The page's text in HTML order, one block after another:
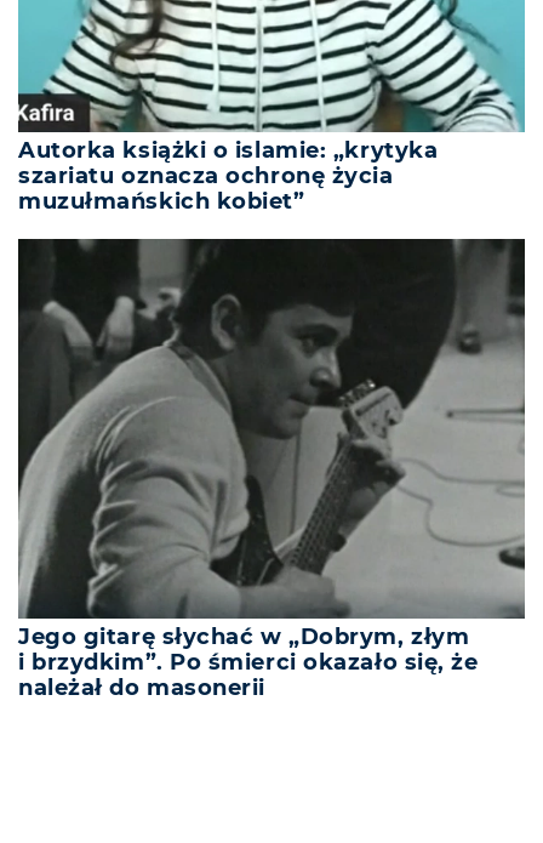
Autorka książki o islamie: „krytyka
szariatu oznacza ochronę życia
muzułmańskich kobiet”
Jego gitarę słychać w „Dobrym, złym
i brzydkim”. Po śmierci okazało się, że
należał do masonerii